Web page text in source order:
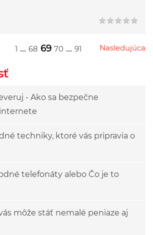
1 ... 68 69 70 ... 91 Nasledujúca
Przejdź do następnej strony
- Ako sa bezpečne
techniky, ktoré vás pripravia o
telefonáty alebo Čo je to
môže stáť nemalé peniaze aj